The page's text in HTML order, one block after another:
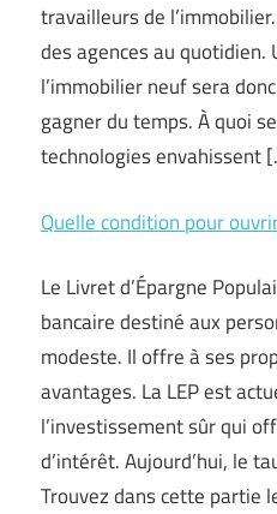
travailleurs de
des agences au quotidien.
l’immobilier neuf sera
gagner du temps. À quoi
technologies envahissent
Quelle condition pour
Le Livret d’Épargne
bancaire destiné aux
modeste. Il offre à ses
avantages. La LEP est
l’investissement sûr qui
d’intérêt. Aujourd’hui, le
Trouvez dans cette partie